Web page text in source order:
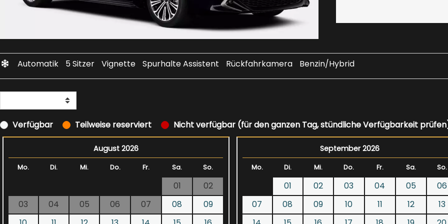
Automatik 5 Sitzer Vignette Spurhalte Assistent Rückfahrkamera Benzin/Hybrid
Verfügbar Teilweise reserviert Nicht verfügbar (für den ganzen Tag, stündliche Verfügbarkeit
August 2026
Mo. Di. Mi. Do. Fr. Sa. So.
01
02
03
04 05 06 07 08
09
September 2026
Mo. Di. Mi. Do. Fr. Sa. So.
01 02 03 04 05
06
07
08 09 10 11 12
13